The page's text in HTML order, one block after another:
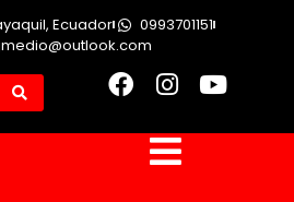
Ecuador
0993701151